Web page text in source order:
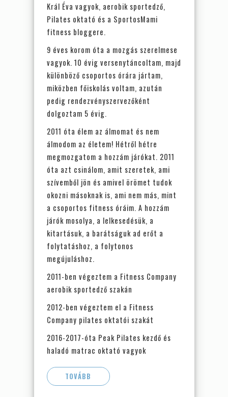
Král Éva vagyok, aerobik sportedző,
Pilates oktató és a SportosMami
fitness bloggere.
9 éves korom óta a mozgás szerelmese
vagyok. 10 évig versenytáncoltam, majd
különböző csoportos órára jártam,
miközben főiskolás voltam, azután
pedig rendezvényszervezőként
dolgoztam 5 évig.
2011 óta élem az álmomat és nem
álmodom az életem! Hétről hétre
megmozgatom a hozzám járókat. 2011
óta azt csinálom, amit szeretek, ami
szívemből jön és amivel örömet tudok
okozni másoknak is, ami nem más, mint
a csoportos fitness óráim. A hozzám
járók mosolya, a lelkesedésük, a
kitartásuk, a barátságuk ad erőt a
folytatáshoz, a folytonos
megújuláshoz.
2011-ben végeztem a Fitness Company
aerobik sportedző szakán
2012-ben végeztem el a Fitness
Company pilates oktatói szakát
2016-2017-óta Peak Pilates kezdő és
haladó matrac oktató vagyok
TOVÁBB